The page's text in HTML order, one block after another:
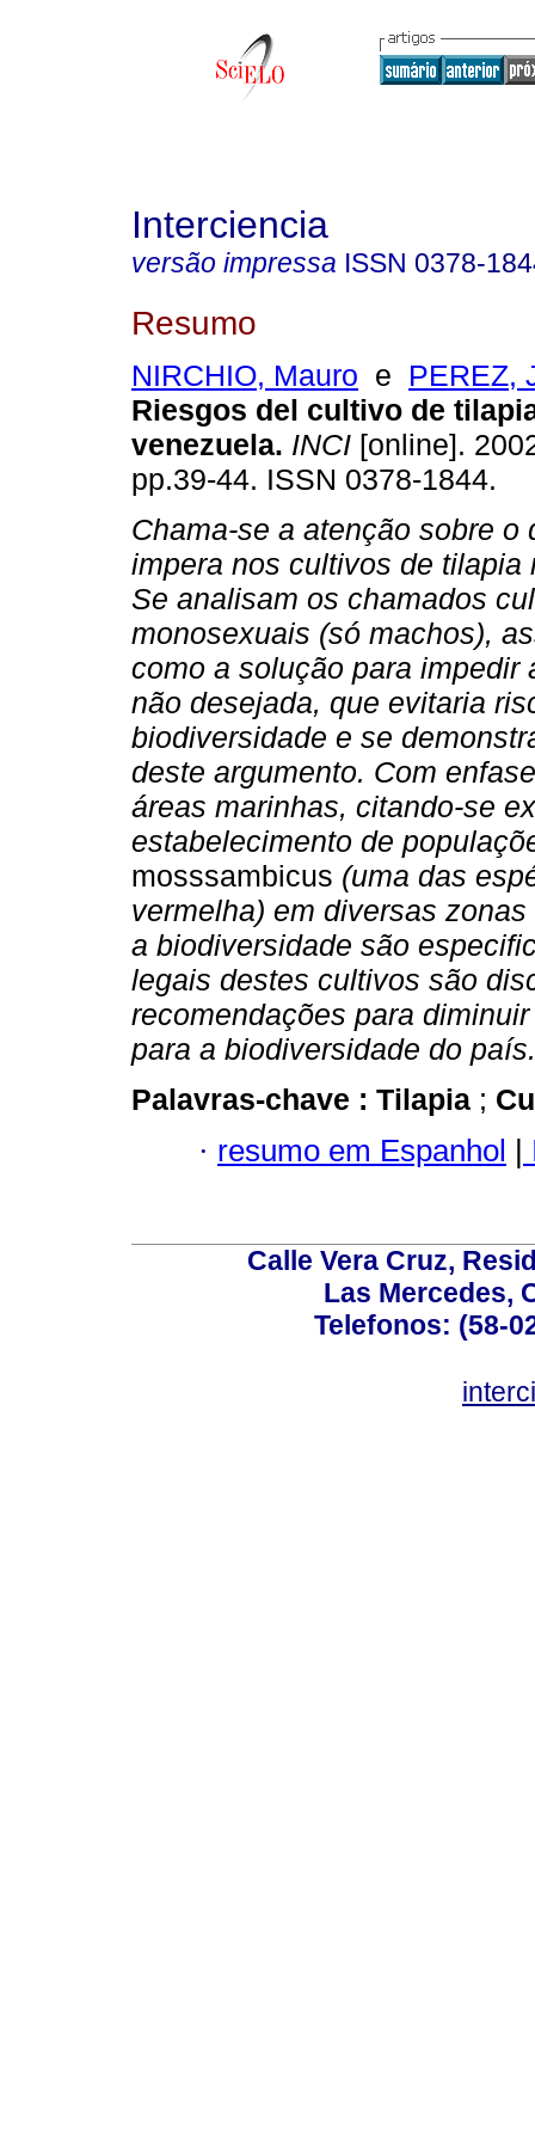
Interciencia
versão impressa ISSN 0378-
Resumo
NIRCHIO, Mauro e PEREZ,
Riesgos del cultivo de
venezuela. INCI [online].
pp.39-44. ISSN 0378-1844.
Chama-se a atenção sobre o
impera nos cultivos de tilapia
Se analisam os chamados
monosexuais (só machos),
como a solução para impedir
não desejada, que evitaria
biodiversidade e se
deste argumento. Com
áreas marinhas, citando-se
estabelecimento de
mosssambicus (uma das
vermelha) em diversas
a biodiversidade são
legais destes cultivos são
recomendações para
para a biodiversidade do país.
Palavras-chave : Tilapia ;
· resumo em Espanhol |
Calle Vera Cruz,
Las Mercedes,
Telefonos: (58-